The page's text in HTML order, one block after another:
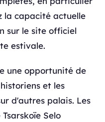
capacité actuelle
sur le site officiel
estivale.
une opportunité de
et les
d'autres palais. Les
Selo